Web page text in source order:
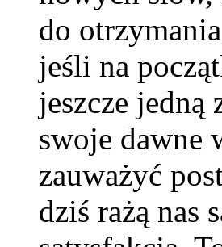
do
jeśli na
jeszcze jedną
swoje dawne
zauważyć
dziś rażą nas